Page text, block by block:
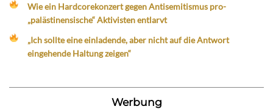
Wie ein Hardcorekonzert gegen Antisemitismus pro-
„palästinensische“ Aktivisten entlarvt
„Ich sollte eine einladende, aber nicht auf die Antwort
eingehende Haltung zeigen“
Werbung